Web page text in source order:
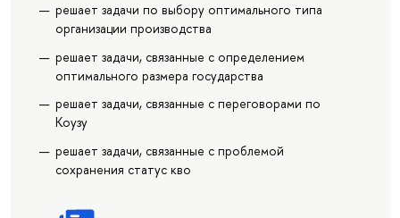
решает задачи по выбору оптимального типа
организации производства
решает задачи, связанные с определением
оптимального размера государства
решает задачи, связанные с переговорами по
Коузу
решает задачи, связанные с проблемой
сохранения статус кво